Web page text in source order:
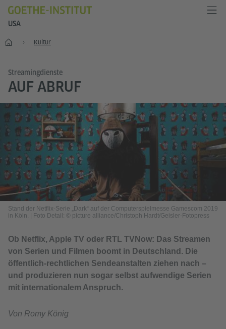
USA
Start Kultur
Streamingdienste
AUF ABRUF
Stand der Netflix-Serie „Dark“ auf der Computerspielmesse Gamescom 2019
in Köln.
Foto Detail: © picture alliance/Christoph Hardt/Geisler-Fotopress
Ob Netflix, Apple TV oder RTL TVNow: Das Streamen
von Serien und Filmen boomt in Deutschland. Die
öffentlich-rechtlichen Sendeanstalten ziehen nach –
und produzieren nun sogar selbst aufwendige Serien
mit internationalem Anspruch.
Von Romy König